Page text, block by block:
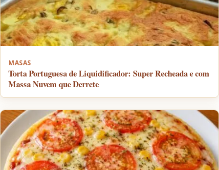
MASAS
Torta Portuguesa de Liquidificador: Super Recheada e com
Massa Nuvem que Derrete